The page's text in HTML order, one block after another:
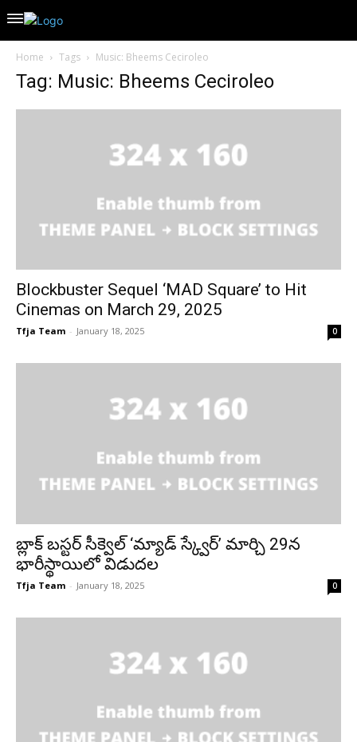
Home Tags Music: Bheems Ceciroleo
Tag: Music: Bheems Ceciroleo
Blockbuster Sequel ‘MAD Square’ to Hit
Cinemas on March 29, 2025
Tfja Team - January 18, 2025 0
బ్లాక్ బస్టర్ సీక్వెల్ ‘మ్యాడ్ స్క్వేర్’ మార్చి 29న
భారీస్థాయిలో విడుదల
Tfja Team - January 18, 2025 0